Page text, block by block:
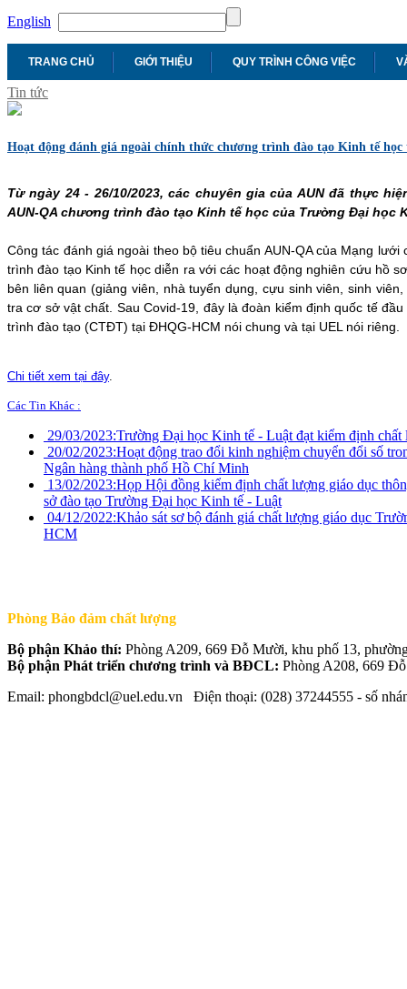
English
TRANG CHỦ GIỚI THIỆU QUY TRÌNH CÔNG VIỆC
Tin tức
Hoạt động đánh giá ngoài chính thức chương trình đào tạo Kinh tế học
Từ ngày 24 - 26/10/2023, các chuyên gia của AUN đã thực
AUN-QA chương trình đào tạo Kinh tế học của Trường Đại học
Công tác đánh giá ngoài theo bộ tiêu chuẩn AUN-QA của Mạng
trình đào tạo Kinh tế học diễn ra với các hoạt động nghiên cứu hồ
bên liên quan (giảng viên, nhà tuyển dụng, cựu sinh viên, sinh
tra cơ sở vật chất. Sau Covid-19, đây là đoàn kiểm định quốc tế
trình đào tạo (CTĐT) tại ĐHQG-HCM nói chung và tại UEL nói riêng.
Chi tiết xem tại đây.
Các Tin Khác :
29/03/2023:Trường Đại học Kinh tế - Luật đạt kiểm định chất
20/02/2023:Hoạt động trao đổi kinh nghiệm chuyển đổi số
Ngân hàng thành phố Hồ Chí Minh
13/02/2023:Họp Hội đồng kiểm định chất lượng giáo dục
sở đào tạo Trường Đại học Kinh tế - Luật
04/12/2022:Khảo sát sơ bộ đánh giá chất lượng giáo dục
HCM
Phòng Bảo đảm chất lượng
Bộ phận Khảo thí: Phòng A209, 669 Đỗ Mười, khu phố 13,
Bộ phận Phát triển chương trình và BĐCL: Phòng A208, 669
Email: phongbdcl@uel.edu.vn Điện thoại: (028) 37244555 - số